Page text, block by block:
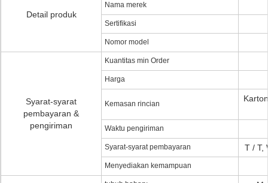
Detail produk
Nama merek
Sertifikasi
Nomor model
Syarat-syarat
pembayaran &
pengiriman
Kuantitas min Order
Harga
Kemasan rincian
Waktu pengiriman
Syarat-syarat pembayaran T / T,
Menyediakan kemampuan